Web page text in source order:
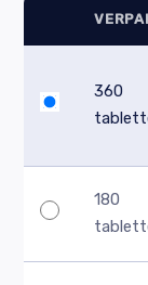
360
180